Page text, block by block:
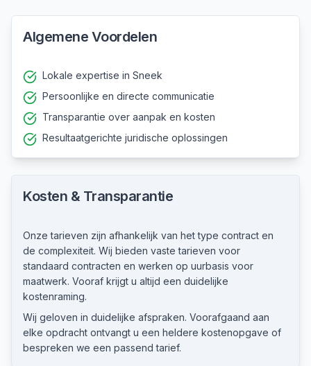
Algemene Voordelen
Lokale expertise in Sneek
Persoonlijke en directe communicatie
Transparantie over aanpak en kosten
Resultaatgerichte juridische oplossingen
Kosten & Transparantie
Onze tarieven zijn afhankelijk van het type contract en
de complexiteit. Wij bieden vaste tarieven voor
standaard contracten en werken op uurbasis voor
maatwerk. Vooraf krijgt u altijd een duidelijke
kostenraming.
Wij geloven in duidelijke afspraken. Voorafgaand aan
elke opdracht ontvangt u een heldere kostenopgave of
bespreken we een passend tarief.